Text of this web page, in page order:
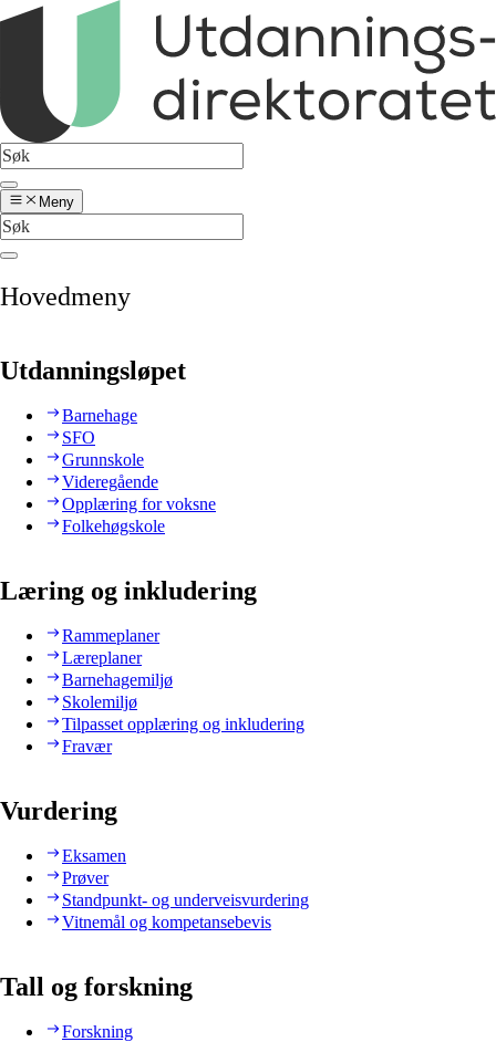
Meny
Hovedmeny
Utdanningsløpet
Barnehage
SFO
Grunnskole
Videregående
Opplæring for voksne
Folkehøgskole
Læring og inkludering
Rammeplaner
Læreplaner
Barnehagemiljø
Skolemiljø
Tilpasset opplæring og inkludering
Fravær
Vurdering
Eksamen
Prøver
Standpunkt- og underveisvurdering
Vitnemål og kompetansebevis
Tall og forskning
Forskning